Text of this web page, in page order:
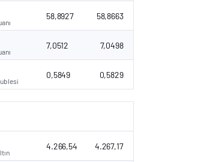
58,8927 58,8663
7,0512 7,0498
0,5849 0,5829
4.266,54 4.267,17